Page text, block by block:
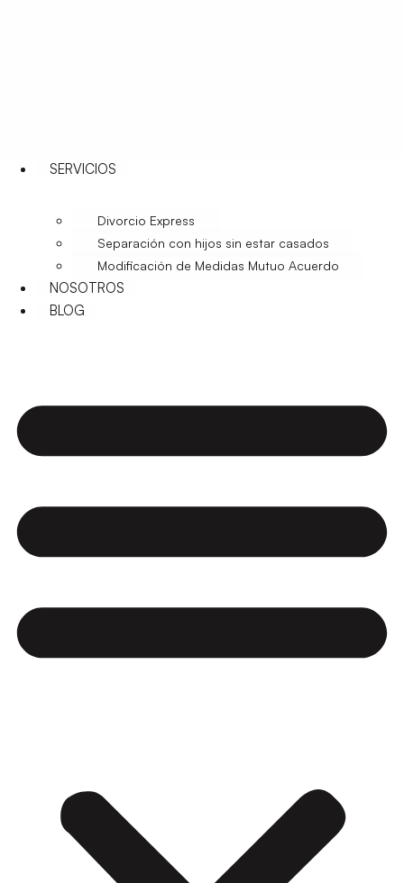
SERVICIOS
Divorcio Express
Separación con hijos sin estar casados
Modificación de Medidas Mutuo Acuerdo
NOSOTROS
BLOG